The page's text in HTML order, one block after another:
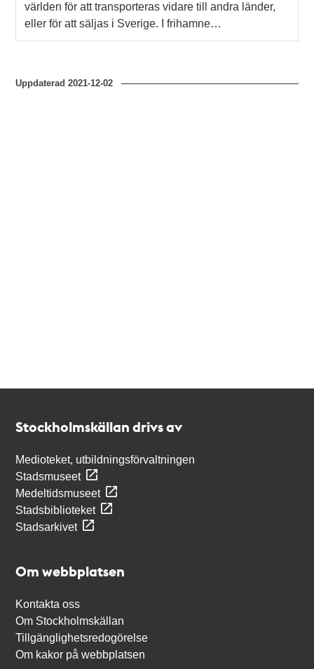
världen för att transporteras vidare till andra länder,
eller för att säljas i Sverige. I frihamne…
Uppdaterad2021-12-02
Stockholmskällan drivs av
Medioteket, utbildningsförvaltningen
Stadsmuseet
Medeltidsmuseet
Stadsbiblioteket
Stadsarkivet
Om webbplatsen
Kontakta oss
Om Stockholmskällan
Tillgänglighetsredogörelse
Om kakor på webbplatsen